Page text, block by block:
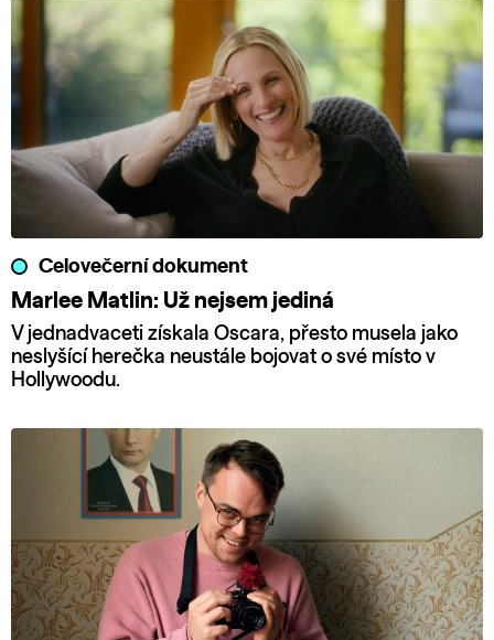
Celovečerní dokument
Marlee Matlin: Už nejsem jediná
V jednadvaceti získala Oscara, přesto musela jako
neslyšící herečka neustále bojovat o své místo v
Hollywoodu.